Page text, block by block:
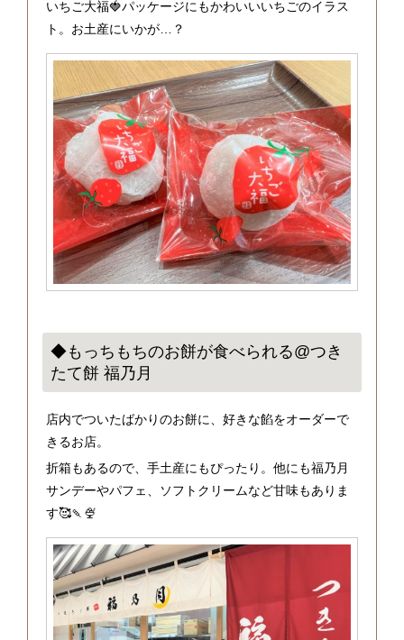
いちご大福🍓パッケージにもかわいいいちごのイラス
ト。お土産にいかが…？
◆もっちもちのお餅が食べられる@つき
たて餅 福乃月
店内でついたばかりのお餅に、好きな餡をオーダーで
きるお店。
折箱もあるので、手土産にもぴったり。他にも福乃月
サンデーやパフェ、ソフトクリームなど甘味もありま
す🥰🍡🍨